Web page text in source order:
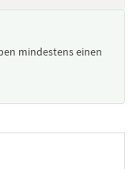
mindestens einen